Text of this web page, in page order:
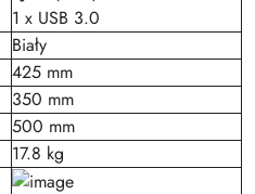
1 x USB 3.0
Biały
425 mm
350 mm
500 mm
17.8 kg